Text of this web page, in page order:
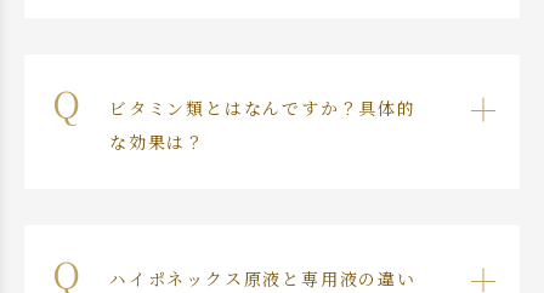
ビタミン類とはなんですか？具体的
な効果は？
ハイポネックス原液と専用液の違い